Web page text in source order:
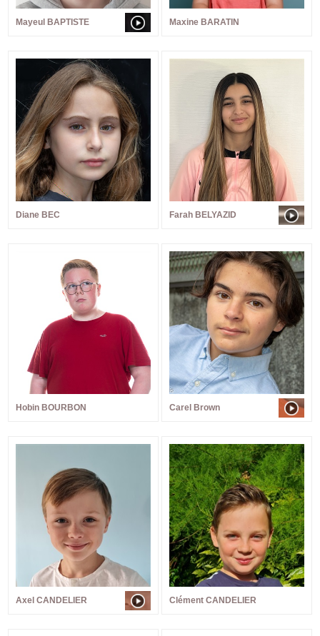
Mayeul BAPTISTE Maxine BARATIN
Diane BEC Farah BELYAZID
Hobin BOURBON Carel Brown
Axel CANDELIER Clément CANDELIER